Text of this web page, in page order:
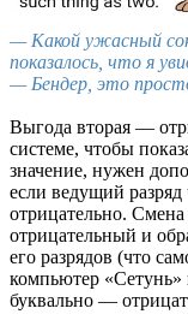
— Какой ужасный
показалось, что я
— Бендер, это
Выгода вторая —
системе, чтобы
значение, нужен
если ведущий разряд
отрицательно.
отрицательный и
его разрядов (что
компьютер
буквально —